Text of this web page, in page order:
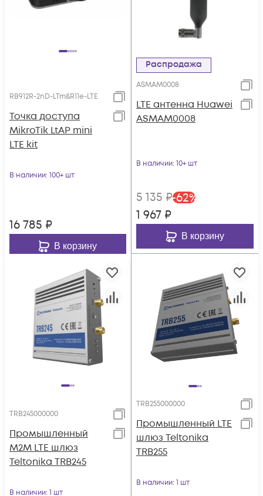
RB912R-2nD-LTm&R11e-LTE
Точка доступа
MikroTik LtAP mini
LTE kit
В наличии: 100+ шт
16 785 ₽
В корзину
Распродажа
ASMAM0008
LTE антенна Huawei
ASMAM0008
В наличии: 10+ шт
5 135 ₽-62%
1 967 ₽
В корзину
TRB245000000
Промышленный
M2M LTE шлюз
Teltonika TRB245
В наличии: 1 шт
TRB255000000
Промышленный LTE
шлюз Teltonika
TRB255
В наличии: 1 шт